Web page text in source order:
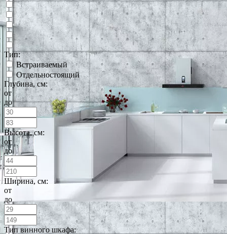
Тип:
Встраиваемый
Отдельностоящий
Глубина, см:
от
до
Высота, см:
от
до
Ширина, см:
от
до
Тип винного шкафа: